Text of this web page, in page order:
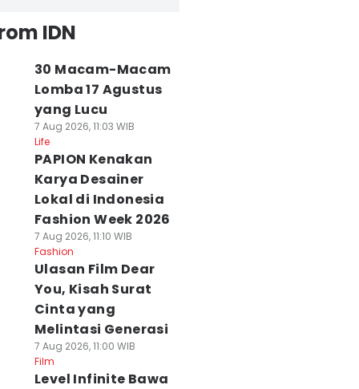
IDN
30 Macam-Macam
Lomba 17 Agustus
yang Lucu
7 Aug 2026, 11:03 WIB
Life
PAPION Kenakan
Karya Desainer
Lokal di Indonesia
Fashion Week 2026
7 Aug 2026, 11:10 WIB
Fashion
Ulasan Film Dear
You, Kisah Surat
Cinta yang
Melintasi Generasi
7 Aug 2026, 11:00 WIB
Film
Level Infinite Bawa